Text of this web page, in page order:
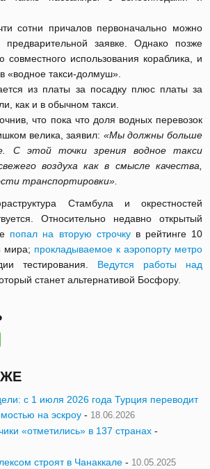
сотни причалов первоначально можно
заявке. Однако позже
использования кораблика, и
«водное такси-долмуш».
из платы за посадку плюс платы за
как и в обычном такси.
что пока что доля водных перевозок
велика, заявил: «Мы должны больше
С этой точки зрения водное такси
воздуха как в смысле качества,
транспортировки».
Стамбула и окрестностей
Относительно недавно открытый
попал на вторую строчкув рейтинге 10
мира; прокладываемое к аэропорту метро
тестирования. Ведутся работы над
станет альтернативой Босфору.
с 1 июля 2026 года Турция переводит
на эскроу - 18.06.2026
«отметились» в 137 странах -
строят в Чанаккале - 10.05.2025